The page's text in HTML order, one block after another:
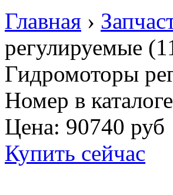
Главная ›
регулируемые
Гидромоторы
Номер в
Цена: 90740 руб
Купить сейчас